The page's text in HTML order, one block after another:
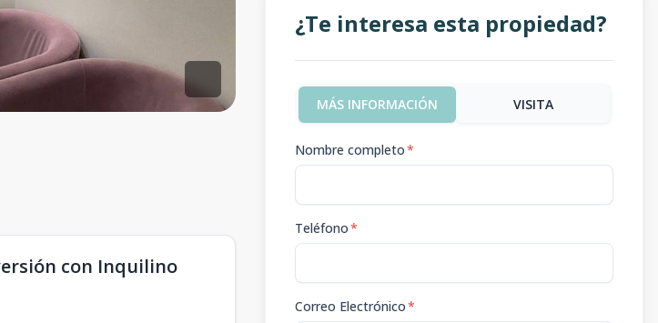
con Inquilino
¿Te interesa esta propiedad?
MÁS INFORMACIÓN VISITA
Nombre completo*
Teléfono*
Correo Electrónico*